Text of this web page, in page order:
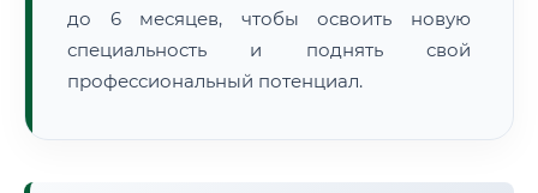
до 6 месяцев, чтобы освоить новую
специальность и поднять свой
профессиональный потенциал.